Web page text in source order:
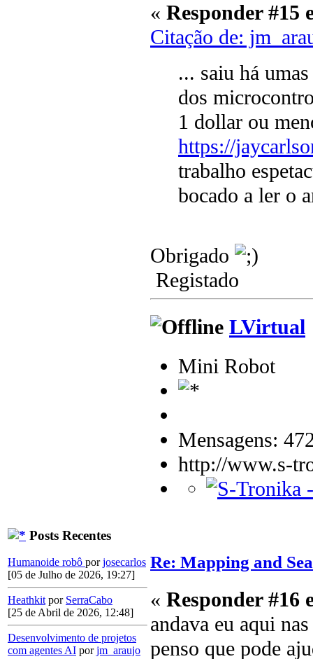
Posts Recentes
Humanoide robô porjosecarlos
[05 de Julho de 2026, 19:27]
Heathkit por SerraCabo
[25 de Abril de 2026, 12:48]
Desenvolvimento de projetos
com agentes AI porjm_araujo
« Responder #15
Citação de:
... saiu há
dos
1 dollar ou
https://
trabalho
bocado a ler o
Obrigado
Registado
LVirtual
Mini Robot
Mensagens:
http://www.s-
Re: Mapping and
« Responder #16
andava eu aqui
penso que pode